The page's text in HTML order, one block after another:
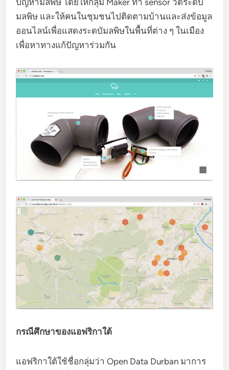
มลพิษ และให้คนในชุมชนไปติดตามบ้านและส่งข้อมูล
ออนไลน์เพื่อแสดงระดบัมลพิษในพื้นที่ต่าง ๆ ในเมือง
เพื่อหาทางแก้ปัญหาร่วมกัน
กรณีศึกษาของแอฟริกาใต้
แอฟริกาใต้ใช้ชื่อกลุ่มว่า Open Data Durban มาการ